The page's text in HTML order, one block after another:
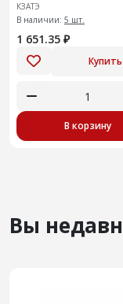
КЗАТЭ
В наличии: 5 шт.
1 651.35 ₽
Купить
В корзину
Вы